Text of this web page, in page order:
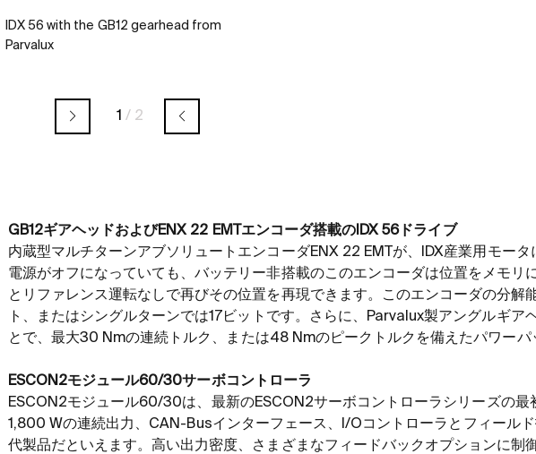
IDX 56 with the GB12 gearhead from
Parvalux
1 / 2
GB12ギアヘッドおよびENX 22 EMT エンコーダ搭載の IDX 56ドライブ
内蔵型マルチターンアブソリュートエンコーダENX 22 EMT が、 IDX産業用モータ
電源がオフになっていても、バッテリー非搭載のこのエンコーダは位置をメモリ
とリファレンス運転なしで再びその位置を再現できます。このエンコーダの分解
ト、またはシングルターンでは17 ビットです。さらに、 Parvalux製アングルギア
とで、最大30 Nmの連続トルク、または48 Nmのピークトルクを備えたパワーパ
ESCON2モジュール60/30サーボコントローラ
ESCON2モジュール60/30は、最新のESCON2サーボコントローラシリーズの最
1,800 Wの連続出力、 CAN-Busインターフェース、 I/Oコントローラとフィール
代製品だといえます。高い出力密度、さまざまなフィードバックオプションに制